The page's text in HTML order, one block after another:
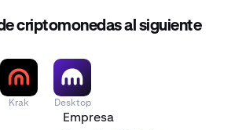
criptomonedas al siguiente
Krak Desktop
Empresa